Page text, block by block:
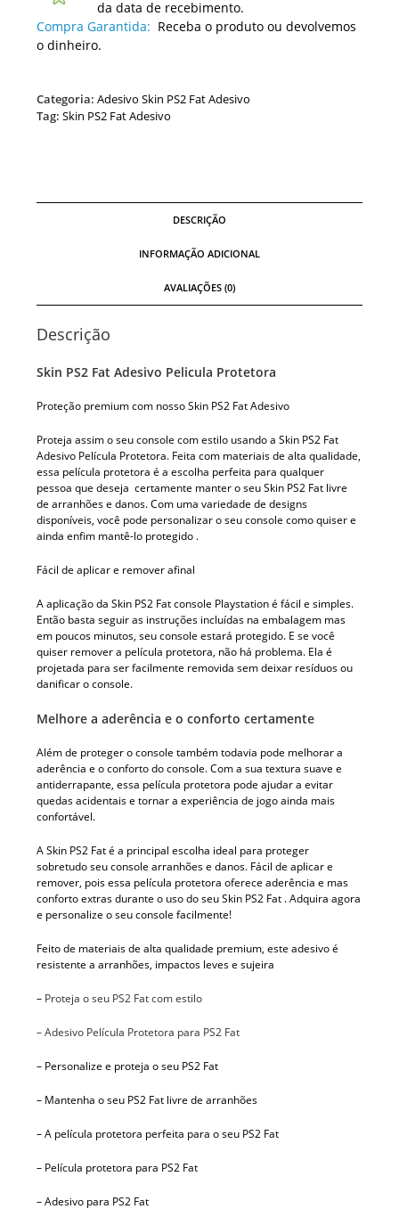
da data de recebimento.
Compra Garantida: Receba o produto ou devolvemos
o dinheiro.
Categoria:Adesivo Skin PS2 Fat Adesivo
Tag:Skin PS2 Fat Adesivo
DESCRIÇÃO
INFORMAÇÃO ADICIONAL
AVALIAÇÕES (0)
Descrição
Skin PS2 Fat Adesivo Pelicula Protetora
Proteção premium com nosso Skin PS2 Fat Adesivo
Proteja assim o seu console com estilo usando a Skin PS2 Fat
Adesivo Película Protetora. Feita com materiais de alta qualidade,
essa película protetora é a escolha perfeita para qualquer
pessoa que deseja certamente manter o seu Skin PS2 Fat livre
de arranhões e danos. Com uma variedade de designs
disponíveis, você pode personalizar o seu console como quiser e
ainda enfim mantê-lo protegido .
Fácil de aplicar e remover afinal
A aplicação da Skin PS2 Fat console Playstation é fácil e simples.
Então basta seguir as instruções incluídas na embalagem mas
em poucos minutos, seu console estará protegido. E se você
quiser remover a película protetora, não há problema. Ela é
projetada para ser facilmente removida sem deixar resíduos ou
danificar o console.
Melhore a aderência e o conforto certamente
Além de proteger o console também todavia pode melhorar a
aderência e o conforto do console. Com a sua textura suave e
antiderrapante, essa película protetora pode ajudar a evitar
quedas acidentais e tornar a experiência de jogo ainda mais
confortável.
A Skin PS2 Fat é a principal escolha ideal para proteger
sobretudo seu console arranhões e danos. Fácil de aplicar e
remover, pois essa película protetora oferece aderência e mas
conforto extras durante o uso do seu Skin PS2 Fat . Adquira agora
e personalize o seu console facilmente!
Feito de materiais de alta qualidade premium, este adesivo é
resistente a arranhões, impactos leves e sujeira
– Proteja o seu PS2 Fat com estilo
– Adesivo Película Protetora para PS2 Fat
– Personalize e proteja o seu PS2 Fat
– Mantenha o seu PS2 Fat livre de arranhões
– A película protetora perfeita para o seu PS2 Fat
– Película protetora para PS2 Fat
– Adesivo para PS2 Fat